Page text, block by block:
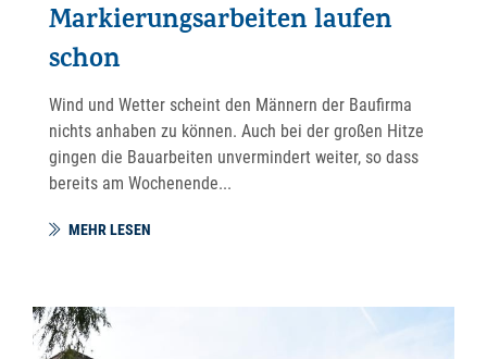
Markierungsarbeiten laufen
schon
Wind und Wetter scheint den Männern der Baufirma
nichts anhaben zu können. Auch bei der großen Hitze
gingen die Bauarbeiten unvermindert weiter, so dass
bereits am Wochenende...
MEHR LESEN